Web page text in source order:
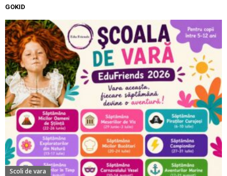
GOKID
Scoli de vara